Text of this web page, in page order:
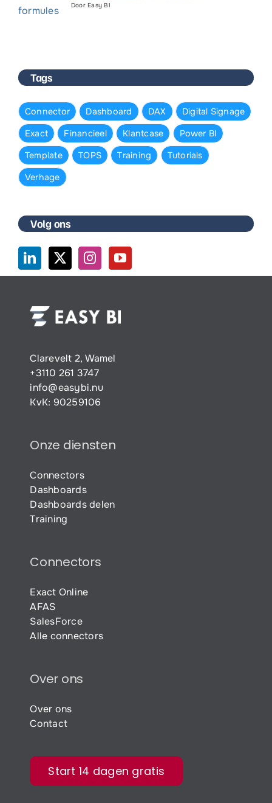
Door Easy BI
Tags
Connector Dashboard DAX
Digital Signage
Exact
Financieel Klantcase
Power BI
Template
TOPS Training
Tutorials
Verhage
Volg ons
Clarevelt 2, Wamel
+3110 261 3747
info@easybi.nu
KvK: 90259106
Onze diensten
Connectors
Dashboards
Dashboards delen
Training
Connectors
Exact Online
AFAS
SalesForce
Alle connectors
Over ons
Over ons
Contact
Start 14 dagen gratis